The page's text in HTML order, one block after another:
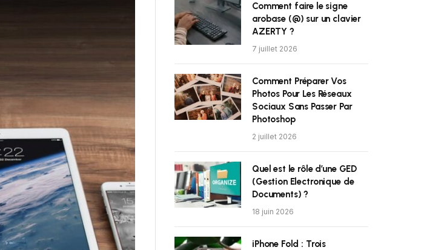
Comment faire le signe
arobase (@) sur un clavier
AZERTY ?
7 juillet 2026
Comment Préparer Vos
Photos Pour Les Réseaux
Sociaux Sans Passer Par
Photoshop
2 juillet 2026
Quel est le rôle d’une GED
(Gestion Electronique de
Documents) ?
18 juin 2026
iPhone Fold : Trois